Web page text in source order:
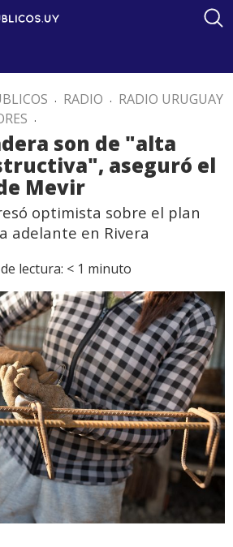
. RADIO . RADIO URUGUAY
.
son de "alta
aseguró el
Mevir
optimista sobre el plan
adelante en Rivera
lectura: < 1 minuto